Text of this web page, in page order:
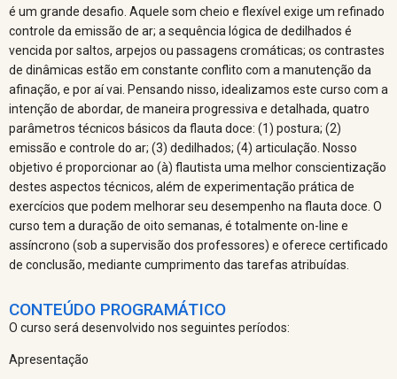
é um grande desafio. Aquele som cheio e flexível exige um refinado
controle da emissão de ar; a sequência lógica de dedilhados é
vencida por saltos, arpejos ou passagens cromáticas; os contrastes
de dinâmicas estão em constante conflito com a manutenção da
afinação, e por aí vai. Pensando nisso, idealizamos este curso com a
intenção de abordar, de maneira progressiva e detalhada, quatro
parâmetros técnicos básicos da flauta doce: (1) postura; (2)
emissão e controle do ar; (3) dedilhados; (4) articulação. Nosso
objetivo é proporcionar ao (à) flautista uma melhor conscientização
destes aspectos técnicos, além de experimentação prática de
exercícios que podem melhorar seu desempenho na flauta doce. O
curso tem a duração de oito semanas, é totalmente on-line e
assíncrono (sob a supervisão dos professores) e oferece certificado
de conclusão, mediante cumprimento das tarefas atribuídas.
CONTEÚDO PROGRAMÁTICO
O curso será desenvolvido nos seguintes períodos:
Apresentação